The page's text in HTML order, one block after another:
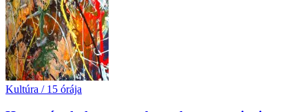
Kultúra / 15 órája